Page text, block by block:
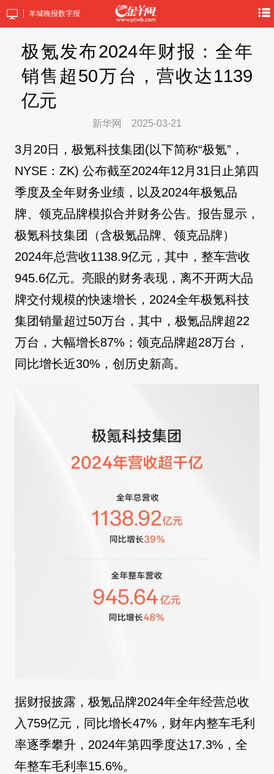
羊城晚报数字报
极氪发布2024年财报：全年
销售超50万台，营收达1139
亿元
新华网 2025-03-21
3月20日，极氪科技集团(以下简称“极氪”，
NYSE：ZK) 公布截至2024年12月31日止第四
季度及全年财务业绩，以及2024年极氪品
牌、领克品牌模拟合并财务公告。报告显示，
极氪科技集团（含极氪品牌、领克品牌）
2024年总营收1138.9亿元，其中，整车营收
945.6亿元。亮眼的财务表现，离不开两大品
牌交付规模的快速增长，2024全年极氪科技
集团销量超过50万台，其中，极氪品牌超22
万台，大幅增长87%；领克品牌超28万台，
同比增长近30%，创历史新高。
据财报披露，极氪品牌2024年全年经营总收
入759亿元，同比增长47%，财年内整车毛利
率逐季攀升，2024年第四季度达17.3%，全
年整车毛利率15.6%。